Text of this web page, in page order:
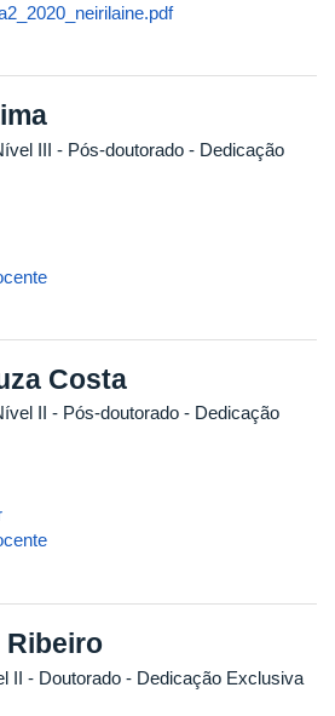
III - Pós-doutorado - Dedicação
Costa
II - Pós-doutorado - Dedicação
Ribeiro
II - Doutorado - Dedicação Exclusiva